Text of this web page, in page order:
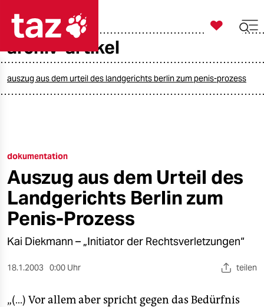
taz zahl ich
öko
gesellschaft
kultur
sport
berlin
nord

taz zahl ich
archiv-artikel
auszug aus dem urteil des landgerichts berlin zum penis-prozess
dokumentation
Auszug aus dem Urteil des
Landgerichts Berlin zum
Penis-Prozess
Kai Diekmann – „Initiator der Rechtsverletzungen“
18.1.2003 0:00 Uhr teilen
„(…) Vor allem aber spricht gegen das Bedürfnis